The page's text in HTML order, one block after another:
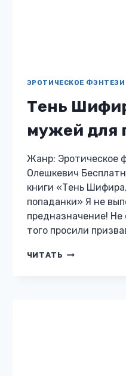
ЭРОТИЧЕСКОЕ ФЭНТЕЗИ
Тень
мужей для
Жанр: Эротическое
Олешкевич
книги «Тень
попаданки» Я не
предназначение! Не
того просили
ЧИТАТЬ ТЕНЬ